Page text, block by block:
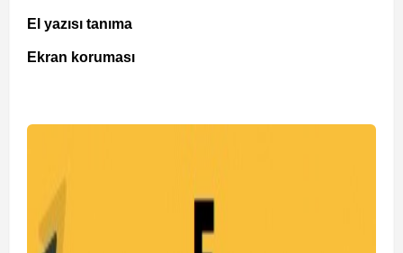
El yazısı tanıma
Ekran koruması